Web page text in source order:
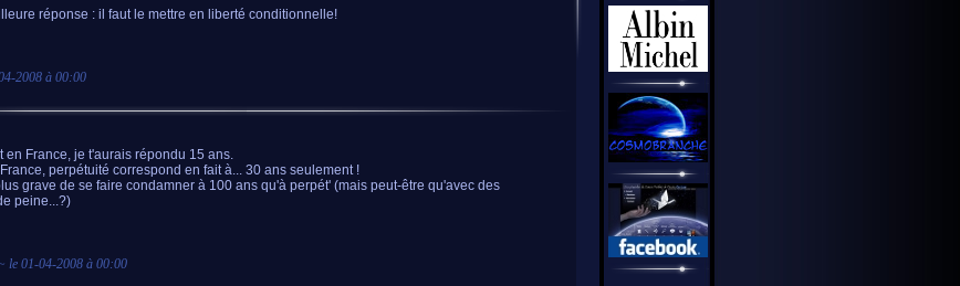
réponse : il faut le mettre en liberté conditionnelle!
2008 à 00:00
en France, je t'aurais répondu 15 ans.
perpétuité correspond en fait à... 30 ans seulement !
grave de se faire condamner à 100 ans qu'à perpét' (mais peut-être qu'avec des
peine...?)
le 01-04-2008 à 00:00